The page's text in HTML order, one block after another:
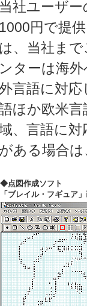
当社ユーザ
1000円で提
は、当社ま
ンターは海
言語に対
ほか欧米
、言語に
がある場合
◆点図作成ソフト
「ブレイル・フギュア